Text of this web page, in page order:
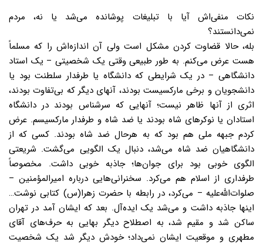
نکات منفی‌اش آیا با تبلیغات پوشانده می‌شد یا نه، مردم
نمی‌دانستند؟
بله، حالا قضاوت کردن مشکل است ولی آن اندازه‌اش را که مسلماً
هست عرض می‌کنم. به‌ طور طبیعی وقتی یک شخصیتی – یک استاد
دانشگاهی – در یک شرایطی که دانشگاه یا طرفدار سلطنت بود یا
دانشجویان و برخی مارکسیست بودند، آنهای دیگر که بی‌تفاوت بودند،
اثری از آنها ظاهر نیست؛ آنهایی که سرشناس بودند در دانشگاه
استادان یا نوکرهای شاه بودند یا ضد شاه و طرفدار مارکسیسم. عرض
کردم جبهه ملی هم بود که به هرحال ضد شاه بودند. کسی که از
دانشگاهیان ضد شاه می‌شد، دنبال یک الگویی می‌گشت. شریعتی
الگوی خوبی بود برای جوان‌ها؛ جاذبه خوبی داشت. مخصوصاً
طرفداری از اسلام هم می‌کرد. سخنرانی‌هایی‌ درباره امیرالمؤمنین –
صلوات‌الله‌علیه – می‌کرد، در رابطه با حضرت زهرا(س) کتابی نوشت…
اینها جاذبه داشت و می‌شد یک ایده‌آل. بعد که ایشان آمد در تهران
ساکن شد و مقیم شد، به اصطلاح دیگر بهایی به حرف‌های آقای
مطهری و موقعیت ایشان نمی‌داد؛ خودش دیگر شد یک شخصیت